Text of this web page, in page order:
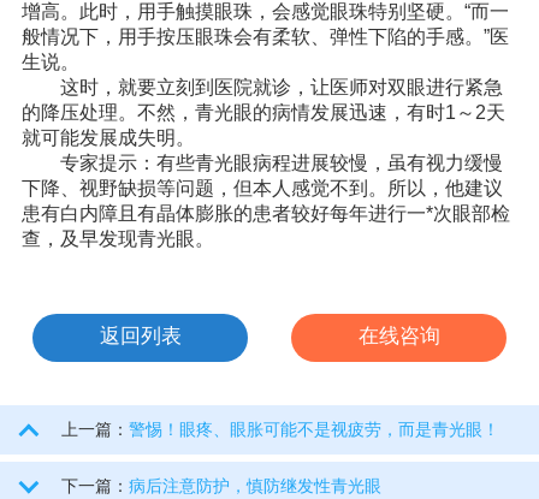
增高。此时，用手触摸眼珠，会感觉眼珠特别坚硬。“而一
般情况下，用手按压眼珠会有柔软、弹性下陷的手感。”医
生说。
这时，就要立刻到医院就诊，让医师对双眼进行紧急
的降压处理。不然，青光眼的病情发展迅速，有时1～2天
就可能发展成失明。
专家提示：有些青光眼病程进展较慢，虽有视力缓慢
下降、视野缺损等问题，但本人感觉不到。所以，他建议
患有白内障且有晶体膨胀的患者较好每年进行一*次眼部检
查，及早发现青光眼。
返回列表 在线咨询
上一篇： 警惕！眼疼、眼胀可能不是视疲劳，而是青光眼！
下一篇： 病后注意防护，慎防继发性青光眼